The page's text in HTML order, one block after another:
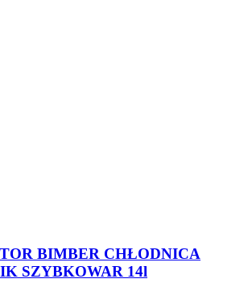
BIMBER CHŁODNICA
SZYBKOWAR 14l